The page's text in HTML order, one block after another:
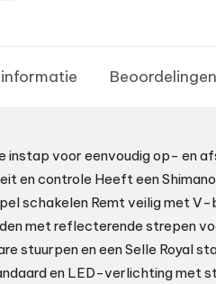
instap voor eenvoudig op- en
en controle Heeft een
schakelen Remt veilig met V-
met reflecterende strepen
stuurpen en een Selle Royal
en LED-verlichting met